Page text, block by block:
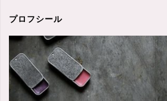
い
物
を
怖
プロフシール